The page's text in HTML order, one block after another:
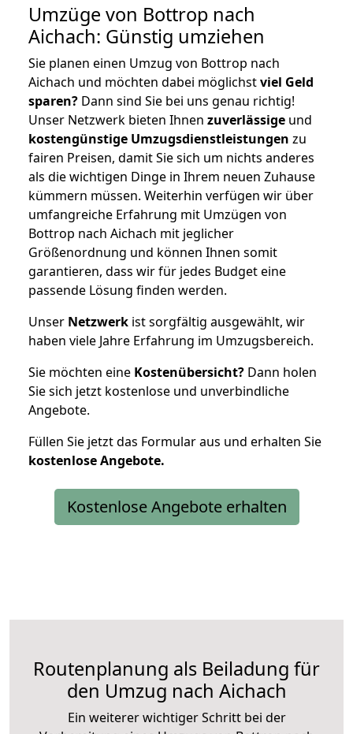
Umzüge von Bottrop nach
Aichach: Günstig umziehen
Sie planen einen Umzug von Bottrop nach
Aichach und möchten dabei möglichstviel Geld
sparen? Dann sind Sie bei uns genau richtig!
Unser Netzwerk bieten Ihnen zuverlässige und
kostengünstige Umzugsdienstleistungen zu
fairen Preisen, damit Sie sich um nichts anderes
als die wichtigen Dinge in Ihrem neuen Zuhause
kümmern müssen. Weiterhin verfügen wir über
umfangreiche Erfahrung mit Umzügen von
Bottrop nach Aichach mit jeglicher
Größenordnung und können Ihnen somit
garantieren, dass wir für jedes Budget eine
passende Lösung finden werden.
Unser Netzwerk ist sorgfältig ausgewählt, wir
haben viele Jahre Erfahrung im Umzugsbereich.
Sie möchten eine Kostenübersicht? Dann holen
Sie sich jetzt kostenlose und unverbindliche
Angebote.
Füllen Sie jetzt das Formular aus und erhalten Sie
kostenloseAngebote.
Kostenlose Angebote erhalten
Routenplanung als Beiladung für
den Umzug nach Aichach
Ein weiterer wichtiger Schritt bei der